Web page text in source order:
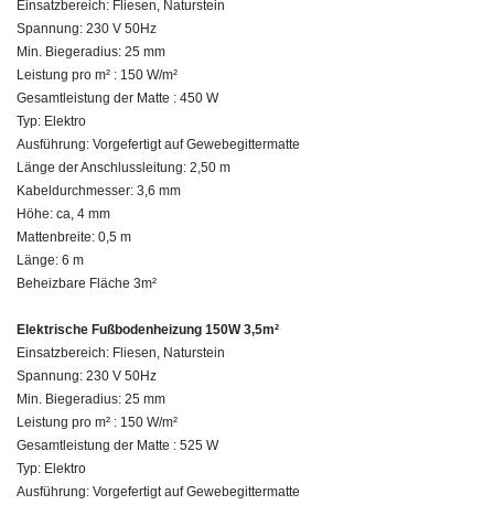
Einsatzbereich: Fliesen, Naturstein
Spannung: 230 V 50Hz
Min. Biegeradius: 25 mm
Leistung pro m² : 150 W/m²
Gesamtleistung der Matte : 450 W
Typ: Elektro
Ausführung: Vorgefertigt auf Gewebegittermatte
Länge der Anschlussleitung: 2,50 m
Kabeldurchmesser: 3,6 mm
Höhe: ca, 4 mm
Mattenbreite: 0,5 m
Länge: 6 m
Beheizbare Fläche 3m²
Elektrische Fußbodenheizung 150W 3,5m²
Einsatzbereich: Fliesen, Naturstein
Spannung: 230 V 50Hz
Min. Biegeradius: 25 mm
Leistung pro m² : 150 W/m²
Gesamtleistung der Matte : 525 W
Typ: Elektro
Ausführung: Vorgefertigt auf Gewebegittermatte